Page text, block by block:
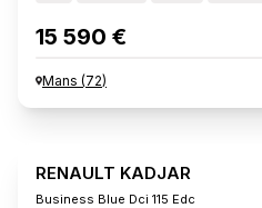
15 590 €
Mans (72)
RENAULT KADJAR
Business Blue Dci 115 Edc